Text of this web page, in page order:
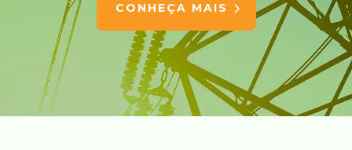
CONHEÇA MAIS